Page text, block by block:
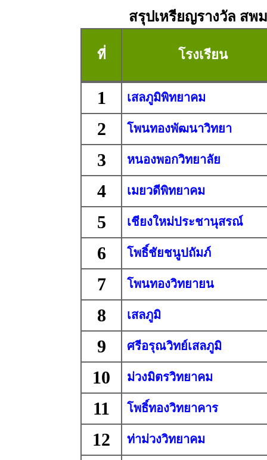
สรุปเหรียญรางวัล สพ
ที่ โรงเรียน
1 เสลภูมิพิทยาคม
2 โพนทองพัฒนาวิทยา
3 หนองพอกวิทยาลัย
4 เมยวดีพิทยาคม
5 เชียงใหม่ประชานุสรณ์
6 โพธิ์ชัยชนูปถัมภ์
7 โพนทองวิทยายน
8 เสลภูมิ
9 ศรีอรุณวิทย์เสลภูมิ
10 ม่วงมิตรวิทยาคม
11 โพธิ์ทองวิทยาคาร
12 ท่าม่วงวิทยาคม